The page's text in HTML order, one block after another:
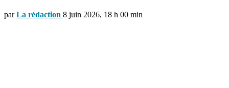
par La rédaction 8 juin 2026, 18 h 00 min